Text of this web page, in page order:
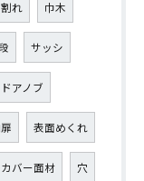
割れ 巾木
サッシ
ドアノブ
表面めくれ
バー面材 穴